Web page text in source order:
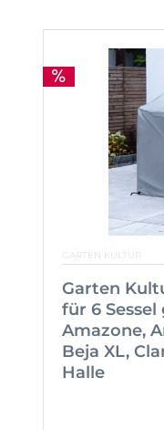
GARTEN KULTUR
Garten
für 6
Amazone,
Beja XL,
Halle